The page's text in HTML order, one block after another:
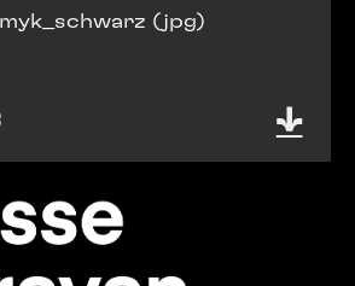
(jpg)